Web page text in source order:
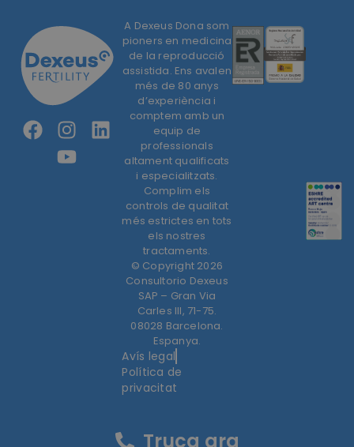
A Dexeus Dona som
pioners en medicina
de la reproducció
assistida. Ens avalen
més de 80 anys
d’experiència i
comptem amb un
equip de
professionals
altament qualificats
i especialitzats.
Complim els
controls de qualitat
més estrictes en tots
els nostres
tractaments.
© Copyright 2026
Consultorio Dexeus
SAP – Gran Via
Carles III, 71-75.
08028 Barcelona.
Espanya.
Avís legal
Política de
privacitat
Truca ara